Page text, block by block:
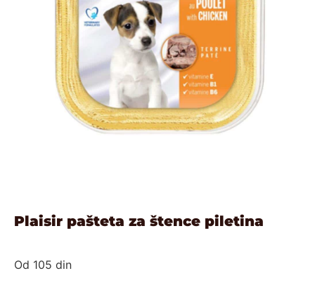
Plaisir pašteta za štence piletina
Od 105 din